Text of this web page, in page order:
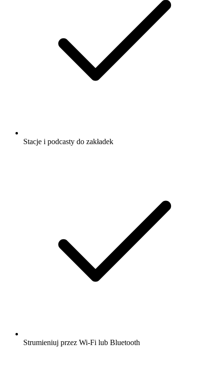
Stacje i podcasty do zakładek
Strumieniuj przez Wi-Fi lub Bluetooth